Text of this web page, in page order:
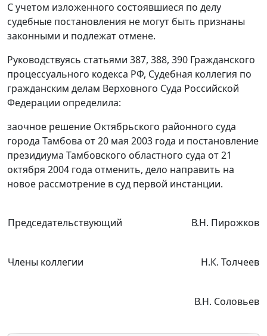
С учетом изложенного состоявшиеся по делу
судебные постановления не могут быть признаны
законными и подлежат отмене.
Руководствуясь статьями 387, 388, 390 Гражданского
процессуального кодекса РФ, Судебная коллегия по
гражданским делам Верховного Суда Российской
Федерации определила:
заочное решение Октябрьского районного суда
города Тамбова от 20 мая 2003 года и постановление
президиума Тамбовского областного суда от 21
октября 2004 года отменить, дело направить на
новое рассмотрение в суд первой инстанции.
Председательствующий В.Н. Пирожков
Члены коллегии Н.К. Толчеев
В.Н. Соловьев